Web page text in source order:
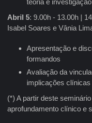
teoria e
Abril 5: 9.00h - 13.00h |
Isabel Soares e Vânia
Apresentação e
formandos
Avaliação da
implicações clínicas
(*) A partir deste
aprofundamento clínico e